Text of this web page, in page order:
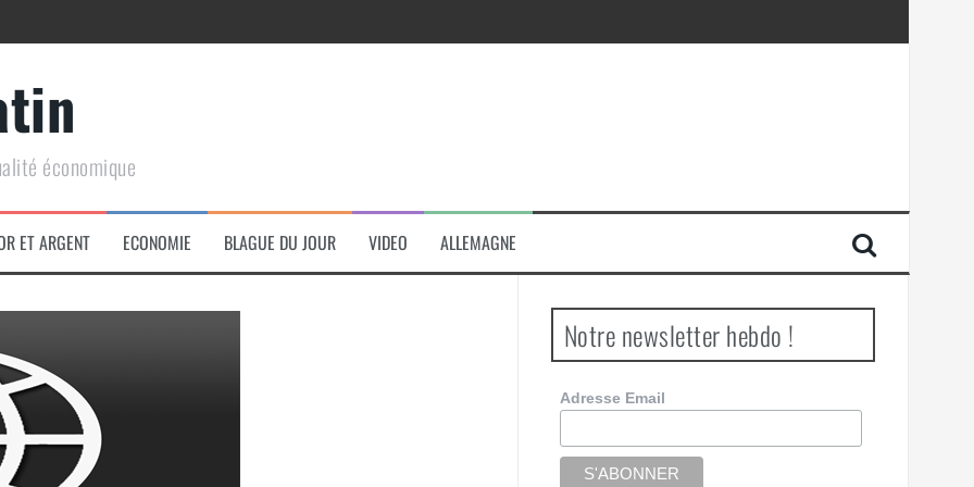
de conquête géopolitique massive
économique
ET ARGENT ECONOMIE BLAGUE DU JOUR VIDEO ALLEMAGNE
Notre newsletter hebdo !
Adresse Email